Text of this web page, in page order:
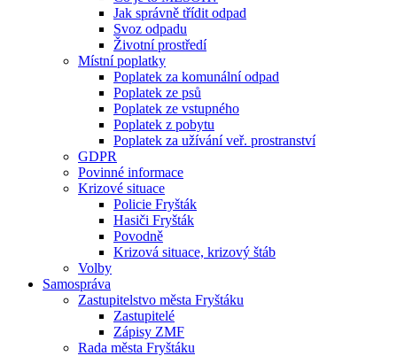
Jak správně třídit odpad
Svoz odpadu
Životní prostředí
Místní poplatky
Poplatek za komunální odpad
Poplatek ze psů
Poplatek ze vstupného
Poplatek z pobytu
Poplatek za užívání veř. prostranství
GDPR
Povinné informace
Krizové situace
Policie Fryšták
Hasiči Fryšták
Povodně
Krizová situace, krizový štáb
Volby
Samospráva
Zastupitelstvo města Fryštáku
Zastupitelé
Zápisy ZMF
Rada města Fryštáku